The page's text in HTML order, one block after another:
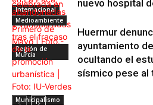
Internacional
Región de
Murcia
Municipalismo
nuevo hospital
Medioambiente
Huermur
ayuntamiento
ocultando el
sísmico pese al